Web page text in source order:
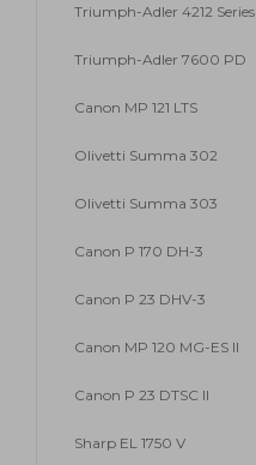
Triumph-Adler 4212 Series
Triumph-Adler 7600 PD
Canon MP 121 LTS
Olivetti Summa 302
Olivetti Summa 303
Canon P 170 DH-3
Canon P 23 DHV-3
Canon MP 120 MG-ES II
Canon P 23 DTSC II
Sharp EL 1750 V